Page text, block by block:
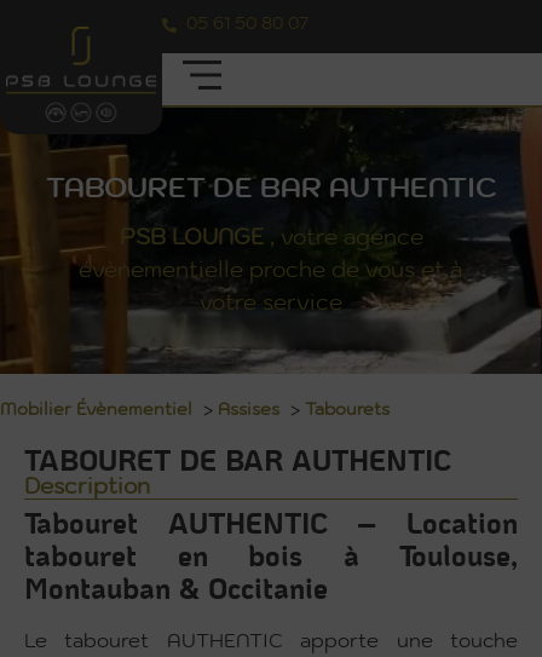
05 61 50 80 07
TABOURET DE BAR AUTHENTIC
PSB LOUNGE, votre agence
évènementielle proche de vous et à
votre service
Mobilier Évènementiel > Assises > Tabourets
TABOURET DE BAR AUTHENTIC
Description
Tabouret AUTHENTIC – Location
tabouret en bois à Toulouse,
Montauban & Occitanie
Le tabouret AUTHENTIC apporte une touche